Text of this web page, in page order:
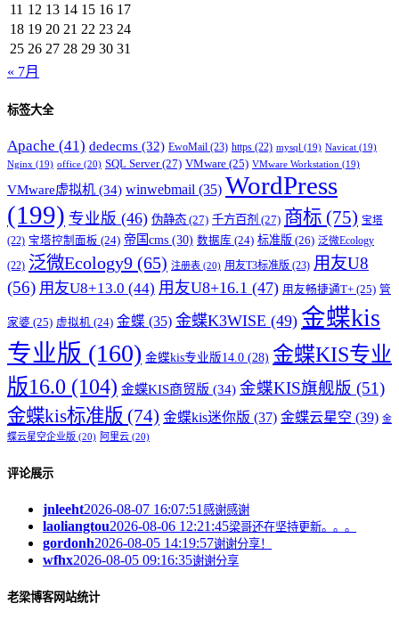
11 12 13 14 15 16 17
18 19 20 21 22 23 24
25 26 27 28 29 30 31
« 7月
标签大全
Apache (41) dedecms (32) EwoMail (23) https (22) mysql (19) Navicat (19)
Nginx (19) office (20) SQL Server(27) VMware (25) VMware Workstation (19)
VMware虚拟机 (34) winwebmail (35) WordPress
(199) 专业版 (46) 伪静态 (27) 千方百剂 (27) 商标 (75) 宝塔
(22) 宝塔控制面板 (24) 帝国cms (30) 数据库 (24) 标准版 (26) 泛微Ecology
(22) 泛微Ecology9 (65) 注册表 (20) 用友T3标准版 (23) 用友U8
(56) 用友U8+13.0 (44) 用友U8+16.1 (47) 用友畅捷通T+ (25) 管
家婆 (25) 虚拟机 (24) 金蝶 (35) 金蝶K3WISE (49) 金蝶kis
专业版 (160) 金蝶kis专业版14.0 (28) 金蝶KIS专业
版16.0 (104) 金蝶KIS商贸版 (34) 金蝶KIS旗舰版 (51)
金蝶kis标准版 (74) 金蝶kis迷你版 (37) 金蝶云星空 (39) 金
蝶云星空企业版 (20) 阿里云 (20)
评论展示
jnleeht2026-08-07 16:07:51 感谢感谢
laoliangtou2026-08-06 12:21:45梁哥还在坚持更新。。。
gordonh2026-08-05 14:19:57谢谢分享！
wfhx2026-08-05 09:16:35谢谢分享
老梁博客网站统计